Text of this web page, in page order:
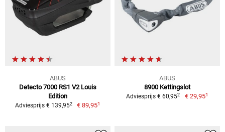
ABUS
Detecto 7000 RS1 V2 Louis
Edition
Adviesprijs € 139,952 € 89,951
ABUS
8900 Kettingslot
Adviesprijs € 60,952 € 29,951